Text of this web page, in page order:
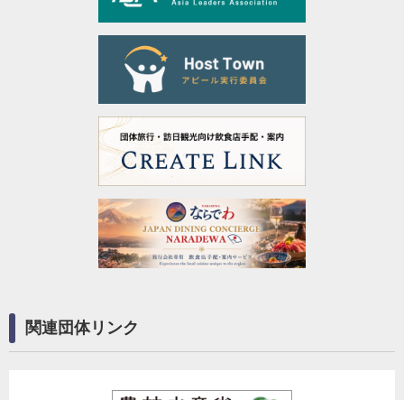
関連団体リンク